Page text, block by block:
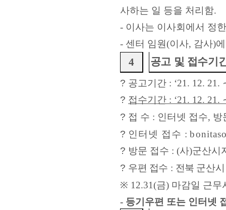
사하는 일 등을 처리함.
- 이사는 이사회에서 정
- 센터 임원(이사, 감사)
4 공고 및 접수기
? 공고기간 : ‘21. 12. 21.
? 접수기간 : ‘21. 12. 21.
? 접 수 : 인터넷 접수, 방
? 인터넷 접수 :
? 방문 접수 : (사)군산시
? 우편 접수 : 전북 군산
※ 12.31(금) 마감일 근무
- 등기우편 또는 인터넷